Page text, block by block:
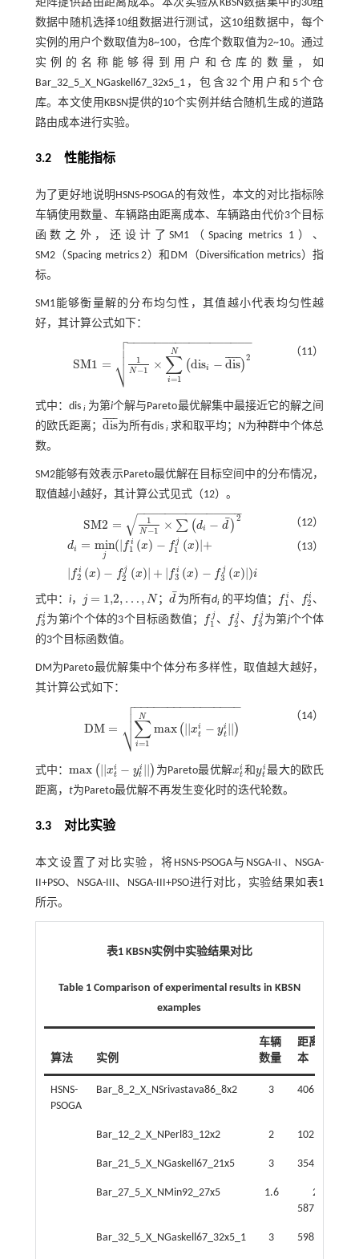
矩阵提供路由距离成本。本次实验从KBSN数据集中的30组
数据中随机选择10组数据进行测试，这10组数据中，每个
实例的用户个数取值为8~100，仓库个数取值为2~10。通过
实例的名称能够得到用户和仓库的数量，如
Bar_32_5_X_NGaskell67_32x5_1，包含32个用户和5个仓
库。本文使用KBSN提供的10个实例并结合随机生成的道路
路由成本进行实验。
3.2 性能指标
为了更好地说明HSNS-PSOGA的有效性，本文的对比指标除
车辆使用数量、车辆路由距离成本、车辆路由代价3个目标
函数之外，还设计了SM1（Spacing metrics 1）、
SM2（Spacing metrics 2）和DM（Diversification metrics）指
标。
SM1能够衡量解的分布均匀性，其值越小代表均匀性越
好，其计算公式如下：
SM1 = 1
N−1 × ∑
i=1
N
(disi − dis
¯ ¯
¯¯ )
2
− −
−−−−−−−−−−−−−−−−

⎷


SM1= 1N 1 ∑i=1N di -d ¯2
（11）
式中：dis i为第i个解与Pareto最优解集中最接近它的解之间
的欧氏距离； dis
¯ ¯
¯¯
dis¯为所有disi 求和取平均；N为种群中个体总
数。
SM2能够有效表示Pareto最优解在目标空间中的分布情况，
取值越小越好，其计算公式见式（12） 。
SM2 = 1
N−1 × ∑ (di − d¯)
2
− −
−−−−−−−−−−−−−
√
SM2= 1N 1× ∑di-d 2 （12）
di = min
j
( f i
1 (x) − f j
1 (x) +
| fi
2 (x) − f j
2 (x)| + | fi
3 (x) − f j
3 (x)|)i
|
（13）
式中： i， j = 1,2, … , N
j= 1,2,…,N ；d¯
d¯为所有di 的平均值； f i
1
f1i 、 fi
2
f2i 、
fi
3
f3i 为第i个个体的3个目标函数值； f j
1
f1j 、 f j
2
f2j 、 f j
3
f3j 为第j个个体
的3个目标函数值。
DM为Pareto最优解集中个体分布多样性，取值越大越好，
其计算公式如下：
DM = ∑
i=1
N
max ( |xi
t − yi
t
)
− −
−−−−−−−−−−−−−−

⎷


DM= ∑i= 1N ma x ||xt-yt ||
（14）
式中：max ( ||xi
t − yi
t ||)
max| |x t-y t|| 为Pareto最优解xi
t
xt和yi
t
yt最大的欧氏
距离， t为Pareto最优解不再发生变化时的迭代轮数。
3.3 对比实验
本文设置了对比实验，将HSNS-PSOGA与NSGA-II、NSGA-
II+PSO、NSGA-III、NSGA-III+PSO进行对比，实验结果如 表1
所示。
表1 KBSN实例中实验结果对比
Table 1 Comparison of experimental results in KBSN
examples
算法 实例
车辆
数量
距离成
本
HSNS-
PSOGA
Bar_8_2_X_NSrivastava86_8x2 3 406.709
Bar_12_2_X_NPerl83_12x2 2 102.081
Bar_21_5_X_NGaskell67_21x5 3 354.279
Bar_27_5_X_NMin92_27x5 1.6
2
587.950
Bar_32_5_X_NGaskell67_32x5_1 3 598.918